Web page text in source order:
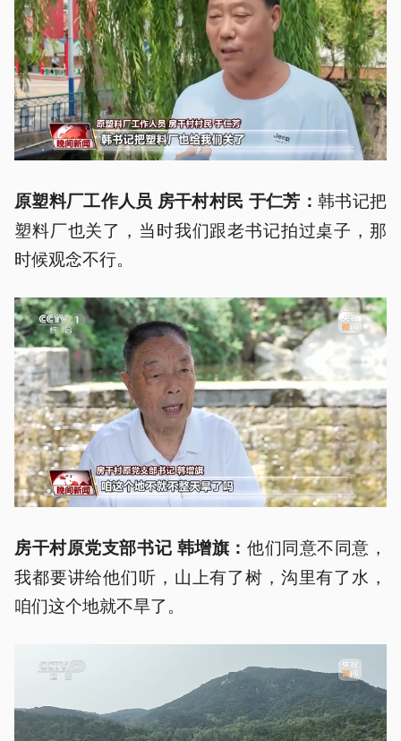
原塑料厂工作人员 房干村村民 于仁芳：韩书记把
塑料厂也关了，当时我们跟老书记拍过桌子，那
时候观念不行。
房干村原党支部书记 韩增旗： 他们同意不同意，
我都要讲给他们听，山上有了树，沟里有了水，
咱们这个地就不旱了。